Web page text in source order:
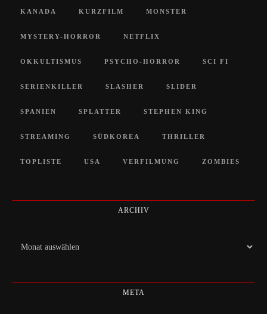
KANADA KURZFILM MONSTER
MYSTERY-HORROR NETFLIX
OKKULTISMUS PSYCHO-HORROR SCI FI
SERIENKILLER SLASHER SLIDER
SPANIEN SPLATTER STEPHEN KING
STREAMING SÜDKOREA THRILLER
TOPLISTE USA VERFILMUNG ZOMBIES
ARCHIV
Archiv
META